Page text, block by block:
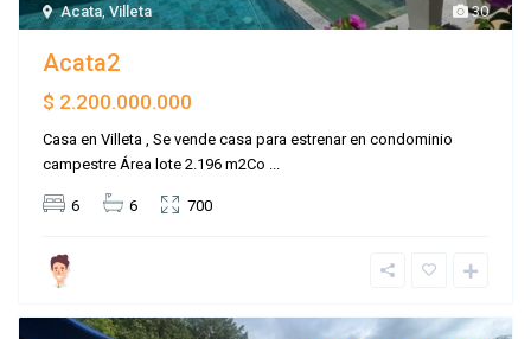
30
Acata,Villeta
Acata2
$ 2.200.000.000
Casa en Villeta , Se vende casa para estrenar en condominio
campestre Área lote 2.196 m2Co
6 6 700